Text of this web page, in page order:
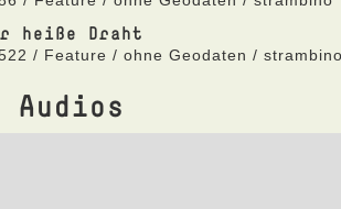
heiße Draht
/ Feature / ohne Geodaten / strambino
Audios